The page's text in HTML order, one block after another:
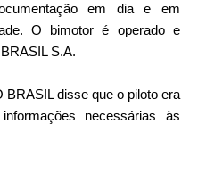
em dia e em
O bimotor é operado e
S.A.
disse que o piloto era
necessárias às